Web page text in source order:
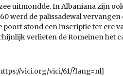
uitmondde. In Albaniana zijn
werd de palissadewal
poort stond een inscriptie ter ere
verlieten de Romeinen het
vici.org/vici/61/?lang=nl]